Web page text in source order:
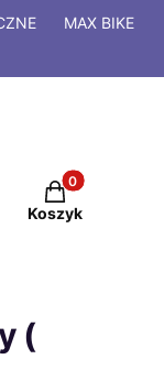
MAX BIKE
Produkty w
Koszyk
(